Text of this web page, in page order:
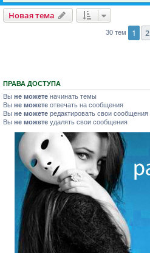
Новая тема
30 тем 1 2
ПРАВА ДОСТУПА
Вы не можете начинать темы
Вы не можете отвечать на сообщения
Вы не можете редактировать свои сообщения
Вы не можете удалять свои сообщения